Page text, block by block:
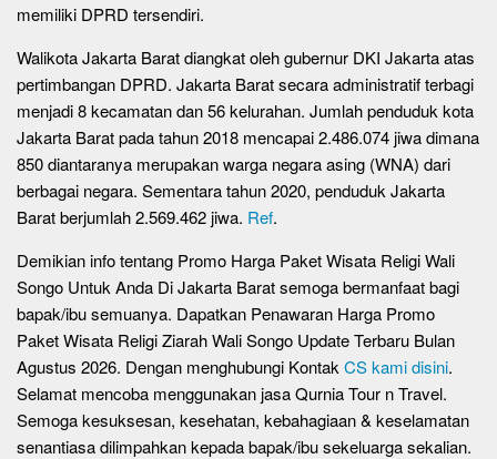
memiliki DPRD tersendiri.
Walikota Jakarta Barat diangkat oleh gubernur DKI Jakarta atas
pertimbangan DPRD. Jakarta Barat secara administratif terbagi
menjadi 8 kecamatan dan 56 kelurahan. Jumlah penduduk kota
Jakarta Barat pada tahun 2018 mencapai 2.486.074 jiwa dimana
850 diantaranya merupakan warga negara asing (WNA) dari
berbagai negara. Sementara tahun 2020, penduduk Jakarta
Barat berjumlah 2.569.462 jiwa. Ref.
Demikian info tentang Promo Harga Paket Wisata Religi Wali
Songo Untuk Anda Di Jakarta Barat semoga bermanfaat bagi
bapak/ibu semuanya. Dapatkan Penawaran Harga Promo
Paket Wisata Religi Ziarah Wali Songo Update Terbaru Bulan
Agustus 2026. Dengan menghubungi Kontak CS kami disini.
Selamat mencoba menggunakan jasa Qurnia Tour n Travel.
Semoga kesuksesan, kesehatan, kebahagiaan & keselamatan
senantiasa dilimpahkan kepada bapak/ibu sekeluarga sekalian.